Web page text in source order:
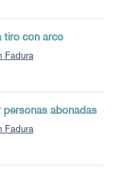
tiro con arco
Fadura
abonadas
Fadura